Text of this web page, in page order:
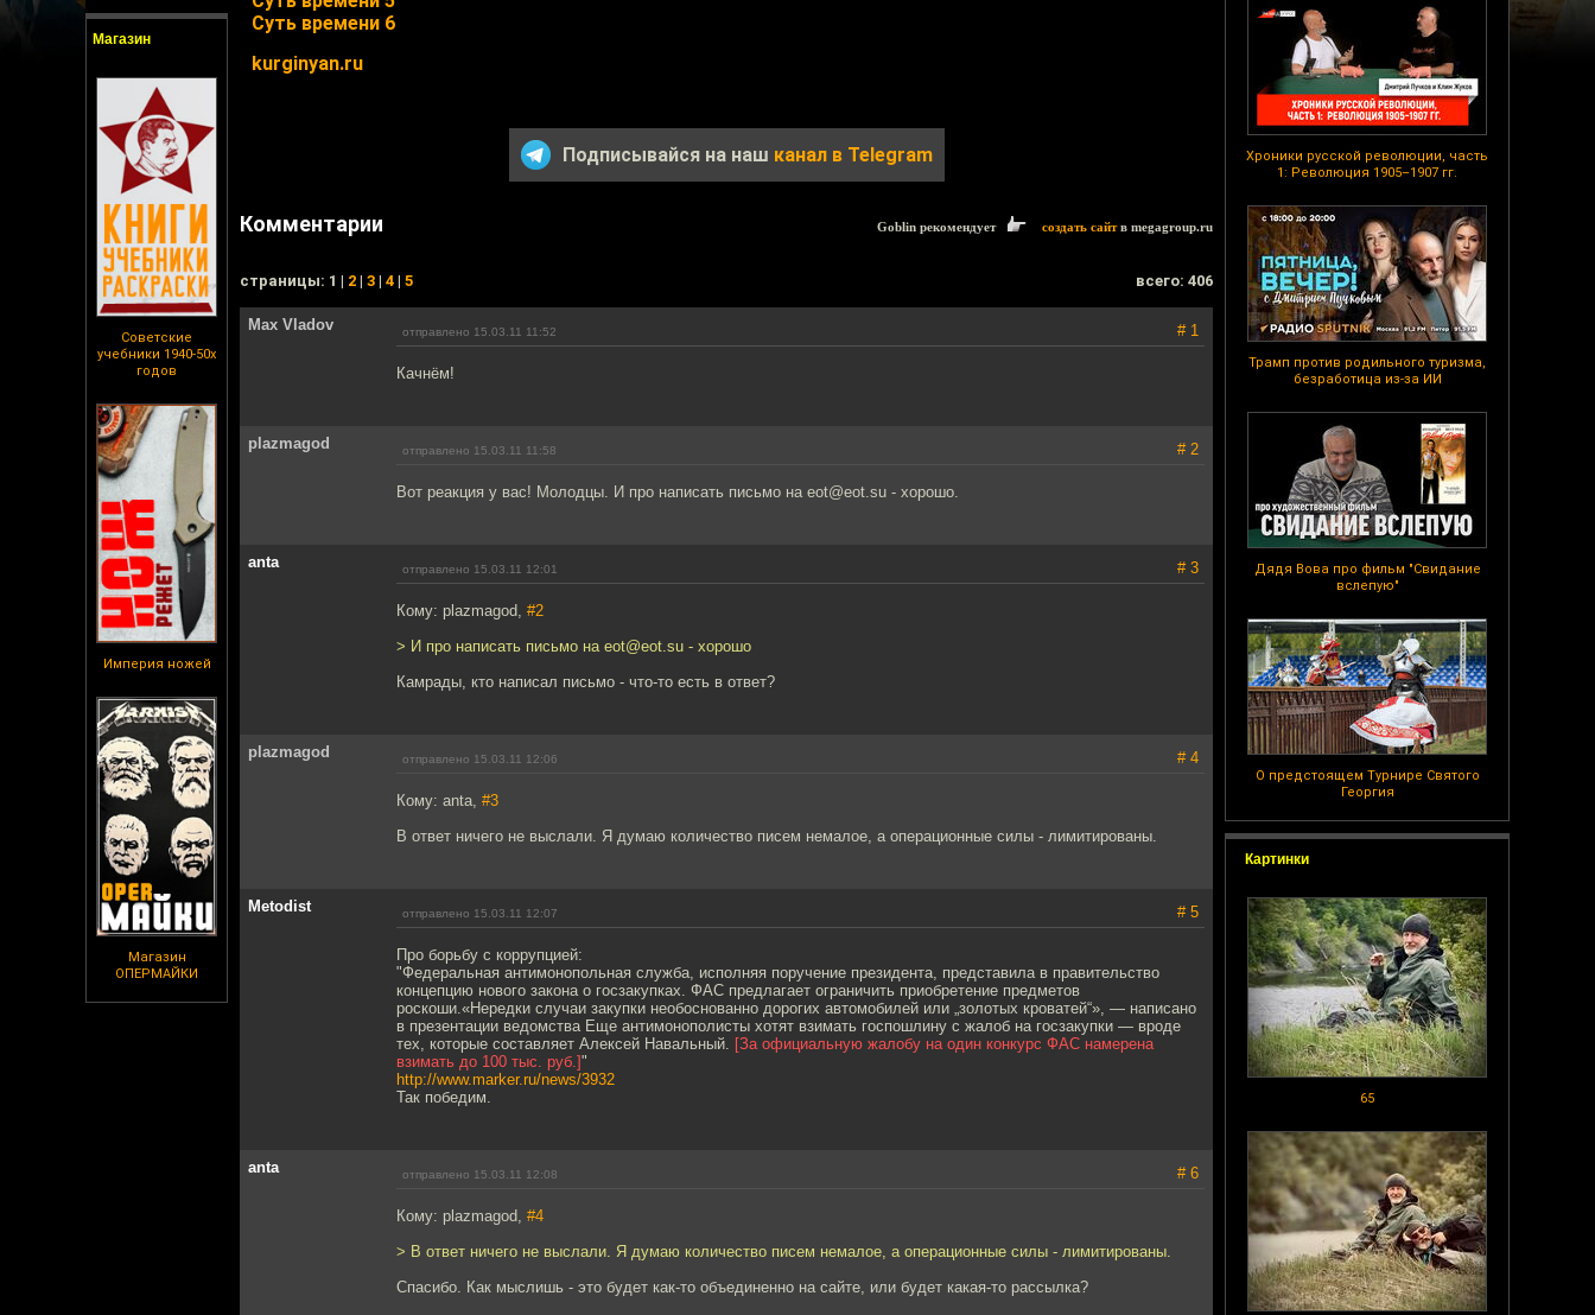
Магазин
Советские
учебники 1940-50х
годов
Империя ножей
Магазин
ОПЕРМАЙКИ
Хроники русской революции, часть
1: Революция 1905–1907 гг.
Трамп против родильного туризма,
безработица из-за ИИ
Дядя Вова про фильм "Свидание
вслепую"
О предстоящем Турнире Святого
Георгия
Картинки
65
Суть времени 6
kurginyan.ru
Подписывайся на наш канал в Telegram
Комментарии Goblin рекомендует создать сайтв megagroup.ru
cтраницы: 1 | 2 | 3 | 4 | 5 всего: 406
Max Vladov отправлено 15.03.11 11:52 # 1
Качнём!
plazmagod отправлено 15.03.11 11:58 # 2
Вот реакция у вас! Молодцы. И про написать письмо на eot@eot.su - хорошо.
anta отправлено 15.03.11 12:01 # 3
Кому: plazmagod, #2
> И про написать письмо на eot@eot.su - хорошо
Камрады, кто написал письмо - что-то есть в ответ?
plazmagod отправлено 15.03.11 12:06 # 4
Кому: anta, #3
В ответ ничего не выслали. Я думаю количество писем немалое, а операционные силы - лимитированы.
Metodist отправлено 15.03.11 12:07 # 5
Про борьбу с коррупцией:
"Федеральная антимонопольная служба, исполняя поручение президента, представила в правительство
концепцию нового закона о госзакупках. ФАС предлагает ограничить приобретение предметов
роскоши.«Нередки случаи закупки необоснованно дорогих автомобилей или „золотых кроватей“», — написано
в презентации ведомства Еще антимонополисты хотят взимать госпошлину с жалоб на госзакупки — вроде
тех, которые составляет Алексей Навальный. [За официальную жалобу на один конкурс ФАС намерена
взимать до 100 тыс. руб.]"
http://www.marker.ru/news/3932
Так победим.
anta отправлено 15.03.11 12:08 # 6
Кому: plazmagod, #4
> В ответ ничего не выслали. Я думаю количество писем немалое, а операционные силы - лимитированы.
Спасибо. Как мыслишь - это будет как-то объединенно на сайте, или будет какая-то рассылка?